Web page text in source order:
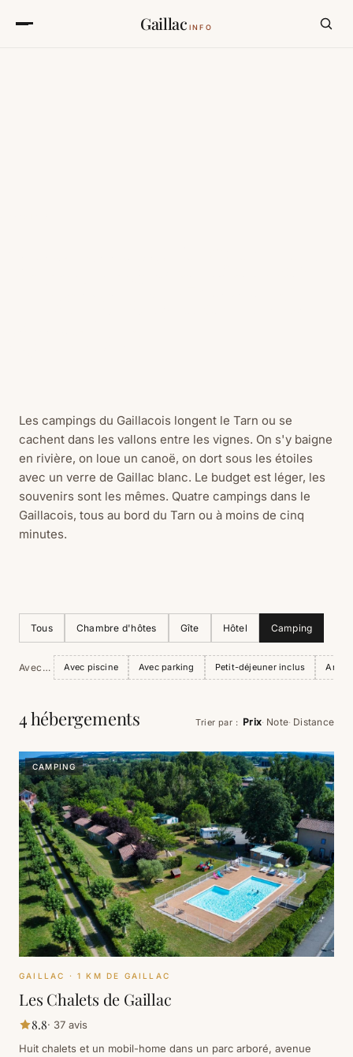
Gaillac INFO
chambre, château, lumière du matin
Les campings du Gaillacois longent le Tarn ou se
cachent dans les vallons entre les vignes. On s'y baigne
en rivière, on loue un canoë, on dort sous les étoiles
avec un verre de Gaillac blanc. Le budget est léger, les
souvenirs sont les mêmes. Quatre campings dans le
Gaillacois, tous au bord du Tarn ou à moins de cinq
minutes.
Tous Chambre d'hôtes Gîte Hôtel Camping
Avec… Avec piscine Avec parking Petit-déjeuner inclus
4 hébergements Trier par : Prix· Note· Distance
CAMPING
GAILLAC · 1 KM DE GAILLAC
Les Chalets de Gaillac
8.8· 37 avis
Huit chalets et un mobil-home dans un parc arboré, avenue